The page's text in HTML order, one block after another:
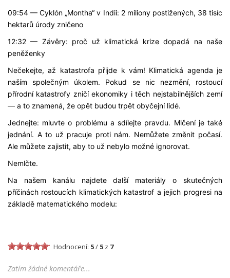
09:54 — Cyklón „Montha“ v Indii: 2 miliony postižených, 38 tisíc
hektarů úrody zničeno
12:32 — Závěry: proč už klimatická krize dopadá na naše
peněženky
Nečekejte, až katastrofa přijde k vám! Klimatická agenda je
naším společným úkolem. Pokud se nic nezmění, rostoucí
přírodní katastrofy zničí ekonomiky i těch nejstabilnějších zemí
— a to znamená, že opět budou trpět obyčejní lidé.
Jednejte: mluvte o problému a sdílejte pravdu. Mlčení je také
jednání. A to už pracuje proti nám. Nemůžete změnit počasí.
Ale můžete zajistit, aby to už nebylo možné ignorovat.
Nemlčte.
Na našem kanálu najdete další materiály o skutečných
příčinách rostoucích klimatických katastrof a jejich progresi na
základě matematického modelu:
Hodnocení: 5/ 5 z 7
Zatím žádné komentáře...